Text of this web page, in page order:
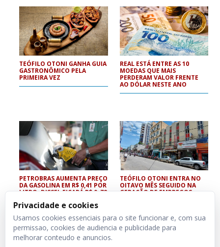
TEÓFILO OTONI GANHA GUIA
GASTRONÔMICO PELA
PRIMEIRA VEZ
REAL ESTÁ ENTRE AS 10
MOEDAS QUE MAIS
PERDERAM VALOR FRENTE
AO DÓLAR NESTE ANO
PETROBRAS AUMENTA PREÇO
DA GASOLINA EM R$ 0,41 POR
LITRO; DISSEL FICARÁ R$ 0, 78
TEÓFILO OTONI ENTRA NO
OITAVO MÊS SEGUIDO NA
GERAÇÃO DE EMPREGOS,
Privacidade e cookies
Usamos cookies essenciais para o site funcionar e, com sua
permissao, cookies de audiencia e publicidade para
melhorar conteudo e anuncios.